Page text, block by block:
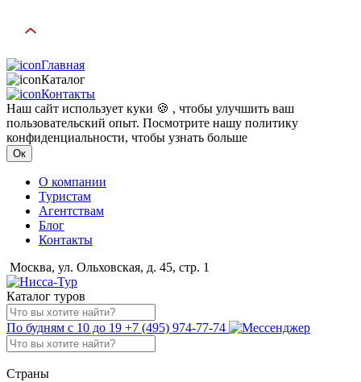
Главная
Каталог
Контакты
Наш сайт использует куки 🍪 , чтобы улучшить ваш
пользовательский опыт. Посмотрите нашу политику
конфиденциальности, чтобы узнать больше
Ок
О компании
Туристам
Агентствам
Блог
Контакты
Москва, ул. Ольховская, д. 45, стр. 1
Каталог туров
По будням с 10 до 19 +7 (495) 974-77-74
Страны